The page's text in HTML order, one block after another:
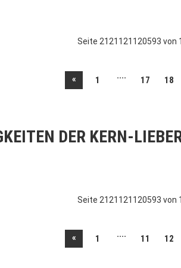
Seite 2121121120593 von
« 1 .... 17 18
DER KERN-
Seite 2121121120593 von
« 1 .... 11 12